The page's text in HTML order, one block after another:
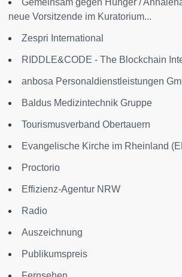
Gemeinsam gegen Hunger /
neue Vorsitzende im Kuratorium...
Zespri International
RIDDLE&CODE - The Blockchain
anbosa Personaldienstleistungen
Baldus Medizintechnik Gruppe
Tourismusverband Obertauern
Evangelische Kirche im Rheinland
Proctorio
Effizienz-Agentur NRW
Radio
Auszeichnung
Publikumspreis